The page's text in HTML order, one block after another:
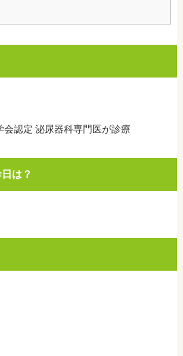
会認定 泌尿器科専門医が診療
は？